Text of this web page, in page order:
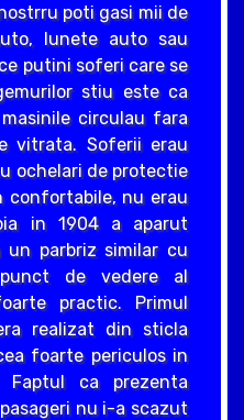
poti gasi mii de
lunete auto sau
putini soferi care se
stiu este ca
circulau fara
vitrata. Soferii erau
ochelari de protectie
confortabile, nu erau
in 1904 a aparut
un parbriz similar cu
de vedere al
practic. Primul
realizat din sticla
foarte periculos in
ca prezenta
nu i-a scazut